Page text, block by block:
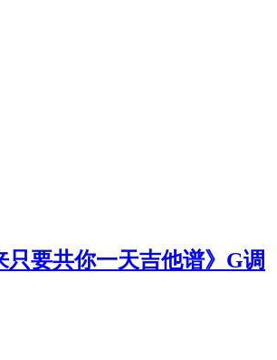
只要共你一天吉他谱》G调